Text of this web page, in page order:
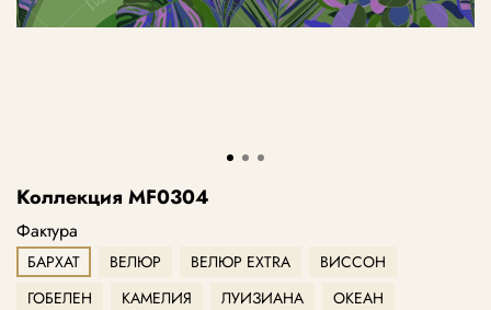
Коллекция MF0304
Фактура
БАРХАТ ВЕЛЮР ВЕЛЮР EXTRA
ВИССОН
ГОБЕЛЕН
КАМЕЛИЯ ЛУИЗИАНА
ОКЕАН